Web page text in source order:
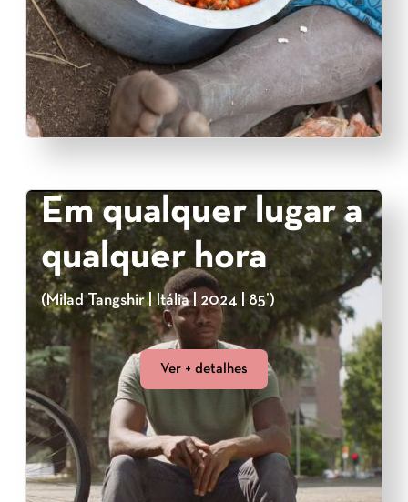
Em qualquer lugar a
qualquer hora
(Milad Tangshir | Itália | 2024 | 85’)
Ver + detalhes